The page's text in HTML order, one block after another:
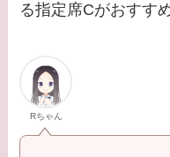
る指定席Cがおすす
Rちゃん